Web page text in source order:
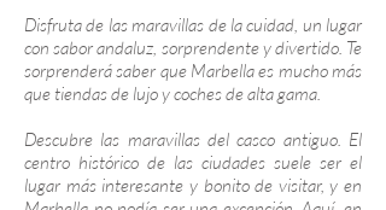
Disfruta de las maravillas de la cuidad, un lugar
con sabor andaluz, sorprendente y divertido. Te
sorprenderá saber que Marbella es mucho más
que tiendas de lujo y coches de alta gama.
Descubre las maravillas del casco antiguo. El
centro histórico de las ciudades suele ser el
lugar más interesante y bonito de visitar, y en